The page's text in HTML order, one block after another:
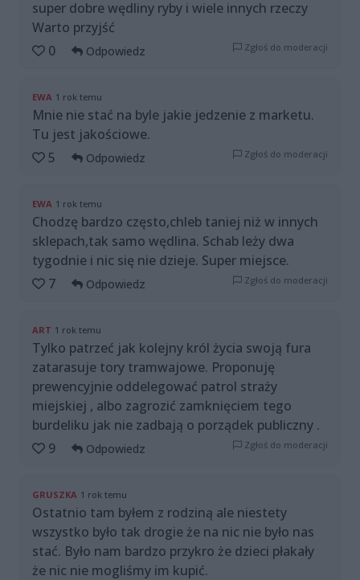
super dobre wędliny ryby i wiele innych rzeczy
Warto przyjść
0
Odpowiedz Zgłoś do moderacji
EWA 1 rok temu
Mnie nie stać na byle jakie jedzenie z marketu.
Tu jest jakościowe.
5
Odpowiedz Zgłoś do moderacji
EWA 1 rok temu
Chodzę bardzo często,chleb taniej niż w innych
sklepach,tak samo wędlina. Schab leży dwa
tygodnie i nic się nie dzieje. Super miejsce.
7
Odpowiedz Zgłoś do moderacji
ART 1 rok temu
Tylko patrzeć jak kolejny król życia swoją fura
zatarasuje tory tramwajowe. Proponuję
prewencyjnie oddelegować patrol straży
miejskiej , albo zagrozić zamknięciem tego
burdeliku jak nie zadbają o porządek publiczny .
9
Odpowiedz Zgłoś do moderacji
GRUSZKA 1 rok temu
Ostatnio tam byłem z rodziną ale niestety
wszystko było tak drogie że na nic nie było nas
stać. Było nam bardzo przykro że dzieci płakały
że nic nie mogliśmy im kupić.